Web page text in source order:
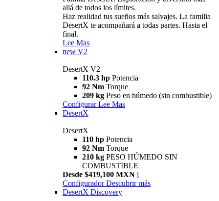
allá de todos los límites.
Haz realidad tus sueños más salvajes. La familia
DesertX te acompañará a todas partes. Hasta el
final.
Lee Mas
new V2
DesertX V2
110.3 hp Potencia
92 Nm Torque
209 kg Peso en húmedo (sin combustible)
Configurar Lee Mas
DesertX
DesertX
110 hp Potencia
92 Nm Torque
210 kg PESO HÚMEDO SIN
COMBUSTIBLE
Desde $419,100 MXN i
Configurador Descubrir más
DesertX Discovery